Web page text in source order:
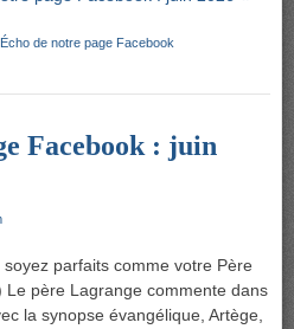
Écho de notre page Facebook
Facebook : juin
parfaits comme votre Père
père Lagrange commente dans
la synopse évangélique, Artège,